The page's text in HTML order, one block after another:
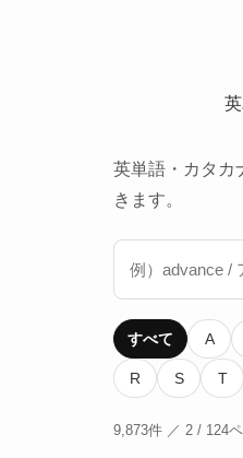
英単語・カタカ
きます。
すべて A
R S T
9,873件 ／ 2 / 124